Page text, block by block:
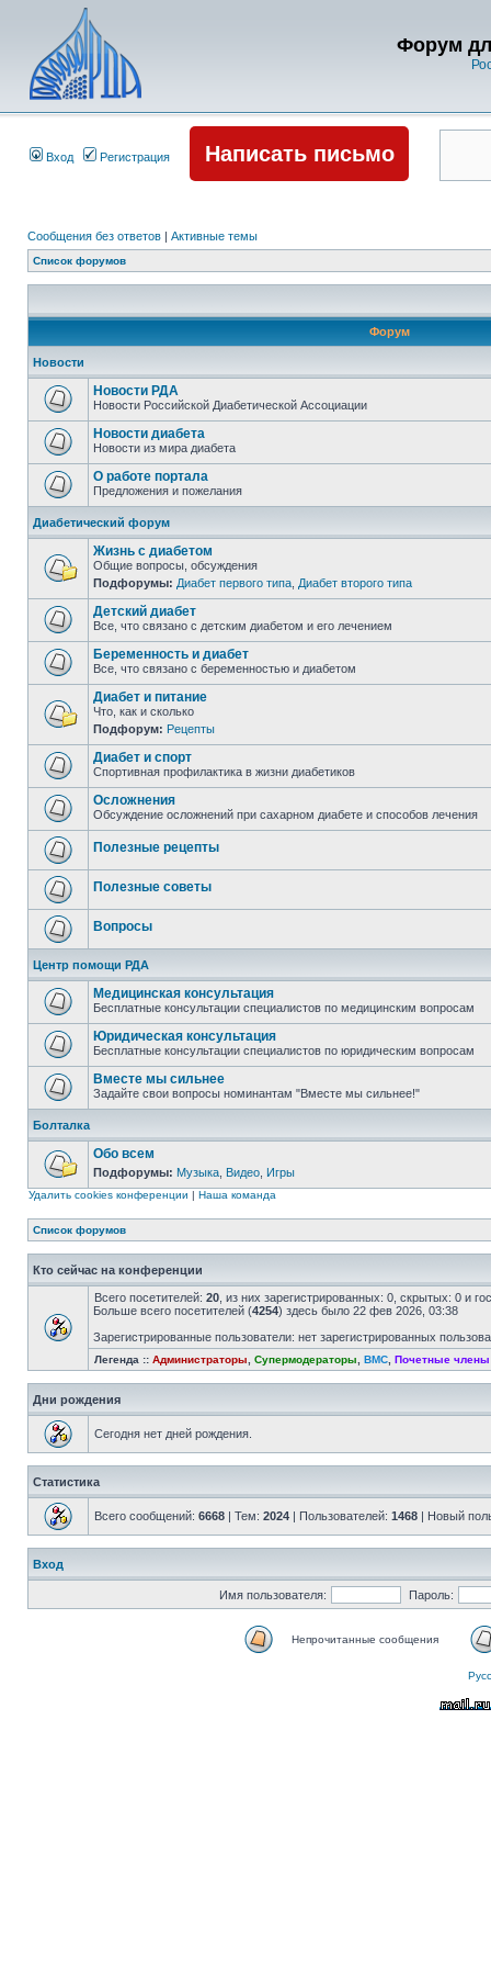
Форум
Вход Регистрация Написать письмо
Сообщения без ответов | Активные темы
Список форумов
Форум
Новости
Новости РДА
Новости Российской Диабетической Ассоциации
Новости диабета
Новости из мира диабета
О работе портала
Предложения и пожелания
Диабетический форум
Жизнь с диабетом
Общие вопросы, обсуждения
Подфорумы: Диабет первого типа Диабет второго типа
Детский диабет
Все, что связано с детским диабетом и его лечением
Беременность и диабет
Все, что связано с беременностью и диабетом
Диабет и питание
Что, как и сколько
Подфорум: Рецепты
Диабет и спорт
Спортивная профилактика в жизни диабетиков
Осложнения
Обсуждение осложнений при сахарном диабете и способов лечения
Полезные рецепты
Полезные советы
Вопросы
Центр помощи РДА
Медицинская консультация
Бесплатные консультации специалистов по медицинским вопросам
Юридическая консультация
Бесплатные консультации специалистов по юридическим вопросам
Вместе мы сильнее
Задайте свои вопросы номинантам "Вместе мы сильнее!"
Болталка
Обо всем
Подфорумы: Музыка Видео Игры
Удалить cookies конференции | Наша команда
Список форумов
Кто сейчас на конференции
Всего посетителей: 20 , из них зарегистрированных: 0, скрытых: 0 и
Больше всего посетителей (4254) здесь было 22 фев 2026, 03:38
Зарегистрированные пользователи: нет зарегистрированных
Легенда :: Администраторы Супермодераторы ВМС Почетные
Дни рождения
Сегодня нет дней рождения.
Статистика
Всего сообщений: 6668 | Тем: 2024 | Пользователей: 1468 | Новый
Вход
Имя пользователя: Пароль:
Непрочитанные сообщения